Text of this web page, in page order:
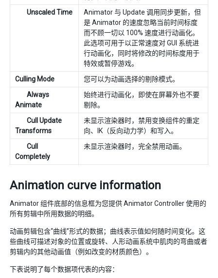
Unscaled Time
Animator 与 Update 调用同步更新，但
是 Animator 的速度忽略当前时间标度
而不顾一切以 100% 速度进行动画化。
此选项可用于以正常速度对 GUI 系统进
行动画化，同时将修改的时间标度用于
特效或暂停游戏。
Culling Mode
您可以为动画选择的剔除模式。
Always
Animate
始终进行动画化，即使在屏幕外也不要
剔除。
Cull Update
Transforms
未显示渲染器时，禁用变换组件的重定
向、IK（反向动力学）和写入。
Cull
Completely
未显示渲染器时，完全禁用动画。
Animation curve information
Animator 组件底部的信息框为您提供 Animator Controller 使用的
所有剪辑中所用数据的明细。
动画剪辑包含“曲线”形式的数据；曲线表示值如何随时间变化。这
些曲线可描述对象的位置或旋转、人形动画系统中肌肉的弯曲或者
剪辑内的其他动画值（例如改变的材质颜色）。
下表说明了每个数据项代表的内容：